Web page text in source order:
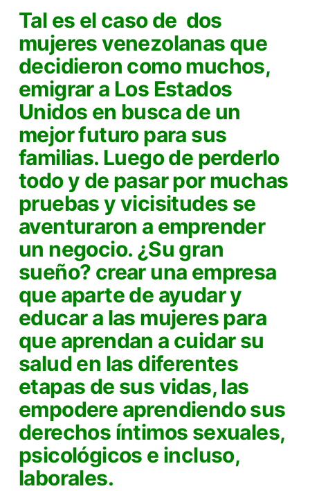
Tal es el caso de dos
mujeres venezolanas que
decidieron como muchos,
emigrar a Los Estados
Unidos en busca de un
mejor futuro para sus
familias. Luego de perderlo
todo y de pasar por muchas
pruebas y vicisitudes se
aventuraron a emprender
un negocio. ¿Su gran
sueño? crear una empresa
que aparte de ayudar y
educar a las mujeres para
que aprendan a cuidar su
salud en las diferentes
etapas de sus vidas, las
empodere aprendiendo sus
derechos íntimos sexuales,
psicológicos e incluso,
laborales.